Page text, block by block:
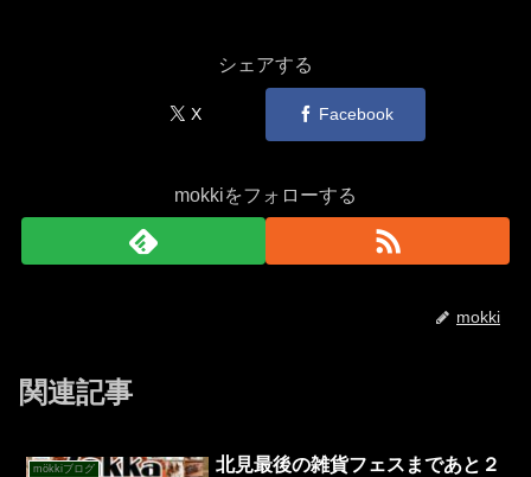
シェアする
X Facebook
mokkiをフォローする
mokki
関連記事
mökkiブログ
北見最後の雑貨フェスまであと２